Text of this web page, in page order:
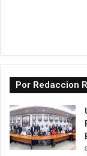
Por Redaccion